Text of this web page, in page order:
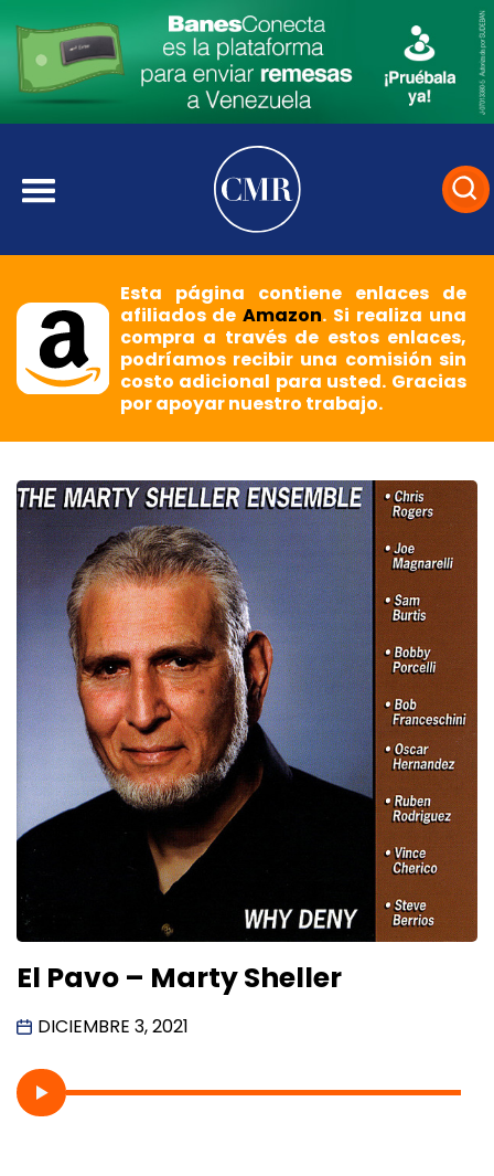
Esta página contiene enlaces de
afiliados deAmazon. Si realiza una
compra a través de estos enlaces,
podríamos recibir una comisión sin
costo adicional para usted. Gracias
por apoyar nuestro trabajo.
El Pavo – Marty Sheller
DICIEMBRE 3, 2021